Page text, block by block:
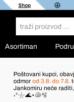
Shop
Asortiman
Poštovani kupci,
odmor od 3.8. do 7.8.
Jankomiru neće
˖°𓇼🌊⋆🐚🫧